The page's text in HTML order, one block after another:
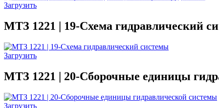
Загрузить
МТЗ 1221 | 19-Схема гидравлический
Загрузить
МТЗ 1221 | 20-Сборочные единицы
Загрузить